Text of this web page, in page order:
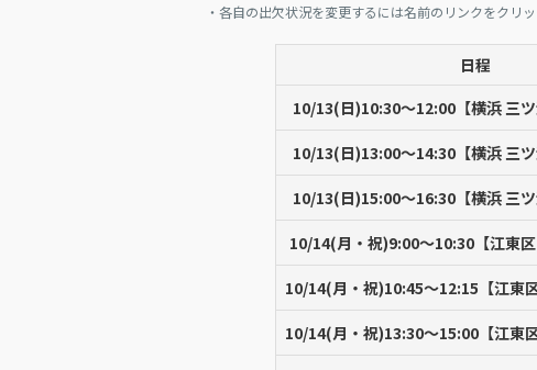
・各自の出欠状況を変更するには名前のリンクをクリッ
日程
10/13(日)10:30〜12:00【横浜 三ツ
10/13(日)13:00〜14:30【横浜 三ツ
10/13(日)15:00〜16:30【横浜 三ツ
10/14(月・祝)9:00〜10:30【江東区
10/14(月・祝)10:45〜12:15【江東
10/14(月・祝)13:30〜15:00【江東